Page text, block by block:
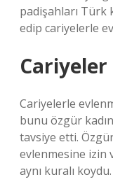
padişahları Türk
edip cariyelerle
Cariyelerle
bunu özgür
tavsiye etti. Özgür
evlenmesine izin
aynı kuralı koydu.